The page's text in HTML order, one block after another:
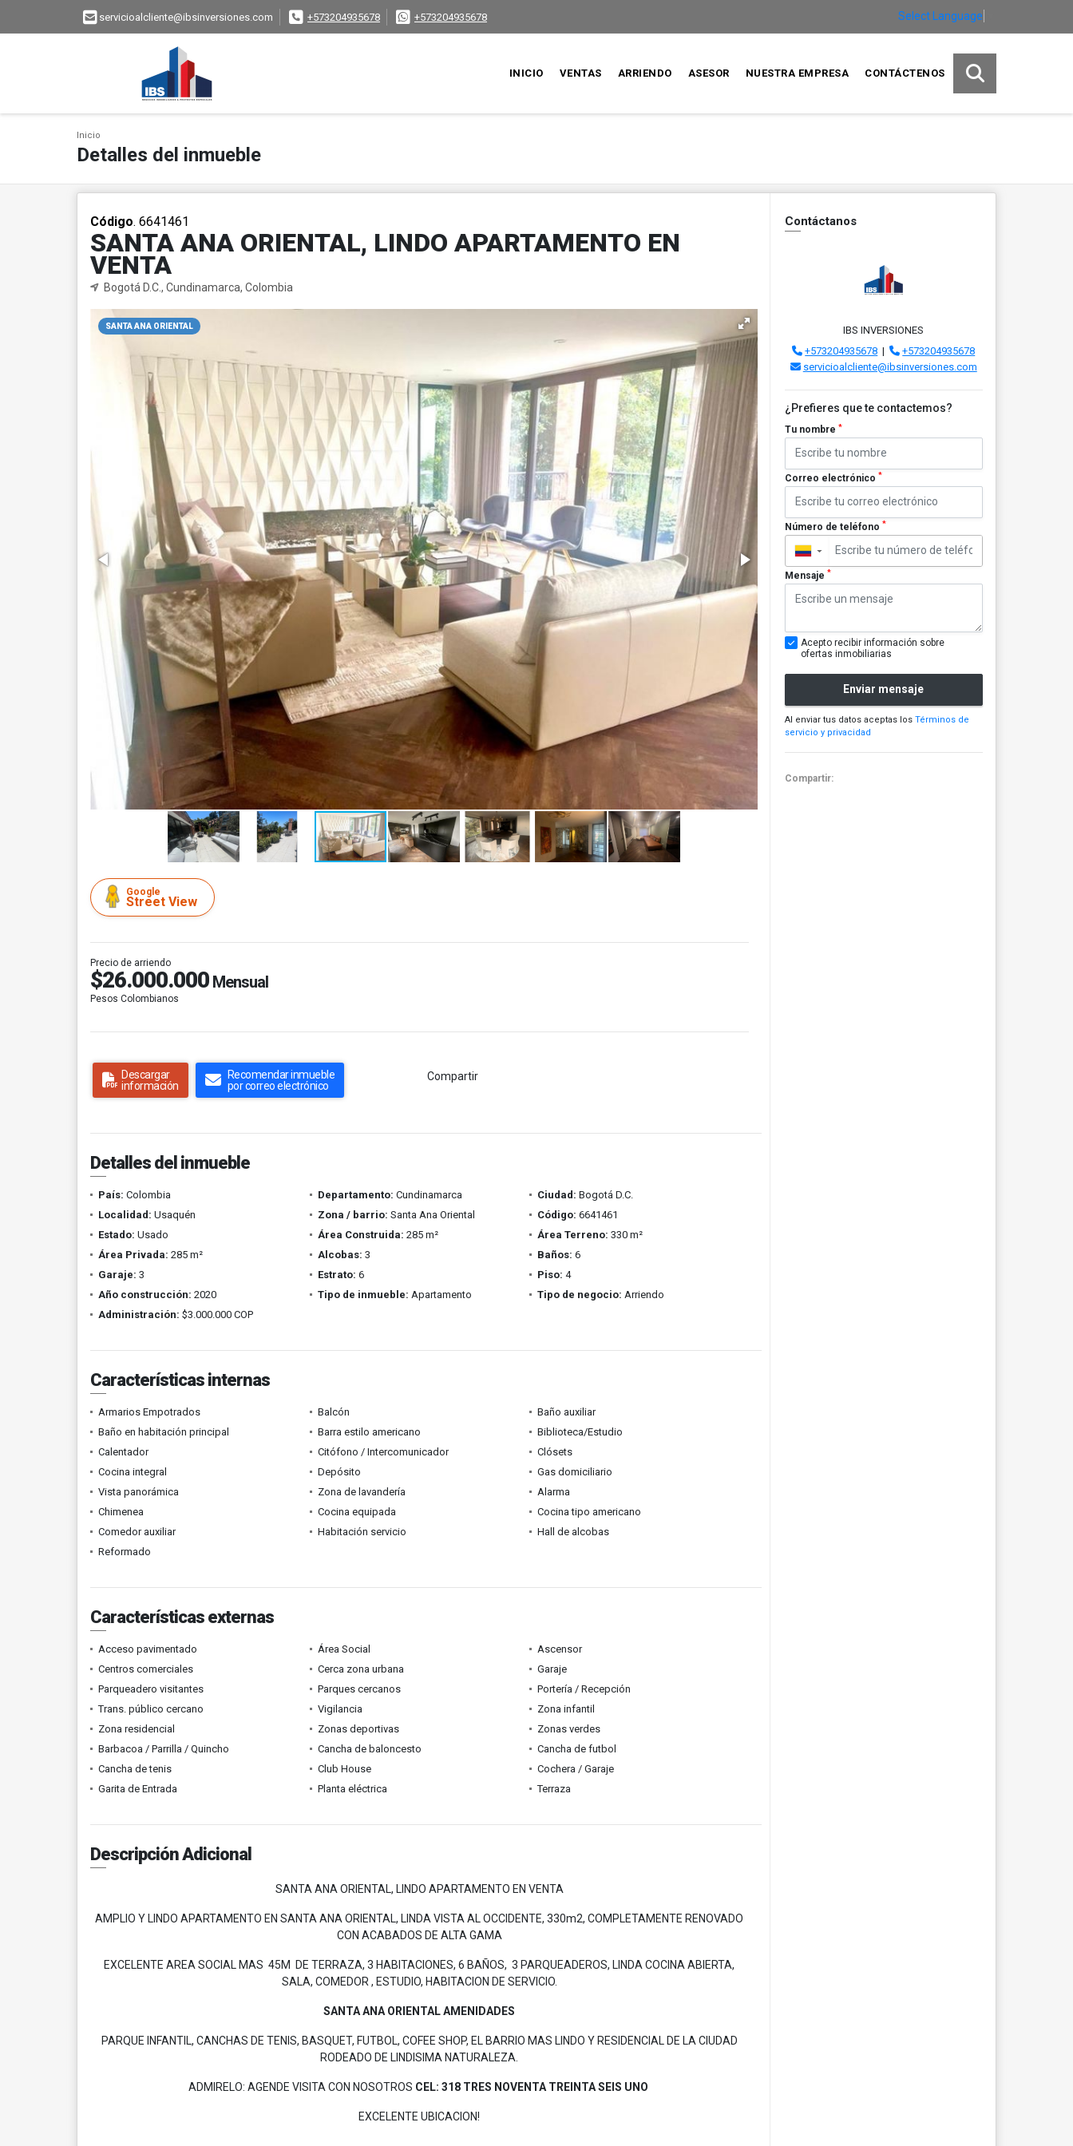
servicioalcliente@ibsinversiones.com +573204935678 +573204935678 Select Language
INICIO VENTAS ARRIENDO ASESOR NUESTRA EMPRESA CONTÁCTENOS
Inicio
Detalles del inmueble
Código. 6641461
SANTA ANA ORIENTAL, LINDO APARTAMENTO EN
VENTA
Bogotá D.C., Cundinamarca, Colombia
SANTA ANA ORIENTAL
Google
Street View
Precio de arriendo
$26.000.000 Mensual
Pesos Colombianos
Descargar
información
Recomendar inmueble
por correo electrónico
Compartir
Detalles del inmueble
País: Colombia Departamento: Cundinamarca Ciudad: Bogotá D.C.
Localidad: Usaquén Zona / barrio: Santa Ana Oriental Código: 6641461
Estado: Usado Área Construida: 285 m² Área Terreno: 330 m²
Área Privada: 285 m² Alcobas: 3 Baños: 6
Garaje: 3 Estrato: 6 Piso: 4
Año construcción: 2020 Tipo de inmueble: Apartamento Tipo de negocio: Arriendo
Administración: $3.000.000 COP
Características internas
Armarios Empotrados Balcón
Baño auxiliar
Baño en habitación principal
Barra estilo americano
Biblioteca/Estudio
Calentador
Citófono / Intercomunicador
Clósets
Cocina integral
Depósito
Gas domiciliario
Vista panorámica
Zona de lavandería
Alarma
Chimenea
Cocina equipada
Cocina tipo americano
Comedor auxiliar
Habitación servicio
Hall de alcobas
Reformado
Características externas
Acceso pavimentado Área Social
Ascensor
Centros comerciales
Cerca zona urbana
Garaje
Parqueadero visitantes
Parques cercanos
Portería / Recepción
Trans. público cercano
Vigilancia
Zona infantil
Zona residencial
Zonas deportivas
Zonas verdes
Barbacoa / Parrilla / Quincho
Cancha de baloncesto
Cancha de futbol
Cancha de tenis
Club House
Cochera / Garaje
Garita de Entrada
Planta eléctrica Terraza
Descripción Adicional
SANTA ANA ORIENTAL, LINDO APARTAMENTO EN VENTA
AMPLIO Y LINDO APARTAMENTO EN SANTA ANA ORIENTAL, LINDA VISTA AL OCCIDENTE, 330m2, COMPLETAMENTE RENOVADO
CON ACABADOS DE ALTA GAMA
EXCELENTE AREA SOCIAL MAS 45M DE TERRAZA, 3 HABITACIONES, 6 BAÑOS, 3 PARQUEADEROS, LINDA COCINA ABIERTA,
SALA, COMEDOR , ESTUDIO, HABITACION DE SERVICIO.
SANTA ANA ORIENTAL AMENIDADES
PARQUE INFANTIL, CANCHAS DE TENIS, BASQUET, FUTBOL, COFEE SHOP, EL BARRIO MAS LINDO Y RESIDENCIAL DE LA CIUDAD
RODEADO DE LINDISIMA NATURALEZA.
ADMIRELO: AGENDE VISITA CON NOSOTROS CEL: 318 TRES NOVENTA TREINTA SEIS UNO
EXCELENTE UBICACION!
Contáctanos
IBS INVERSIONES
+573204935678 |
+573204935678
servicioalcliente@ibsinversiones.com
¿Prefieres que te contactemos?
Tu nombre *
Correo electrónico *
Número de teléfono *
▼
Mensaje *
Acepto recibir información sobre
ofertas inmobiliarias
Enviar mensaje
Al enviar tus datos aceptas los Términos de
servicio y privacidad
Compartir: